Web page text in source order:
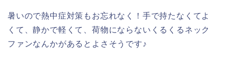
暑いので熱中症対策もお忘れなく！手で持たなくてよ
くて、静かで軽くて、荷物にならないくるくるネック
ファンなんかがあるとよさそうです♪